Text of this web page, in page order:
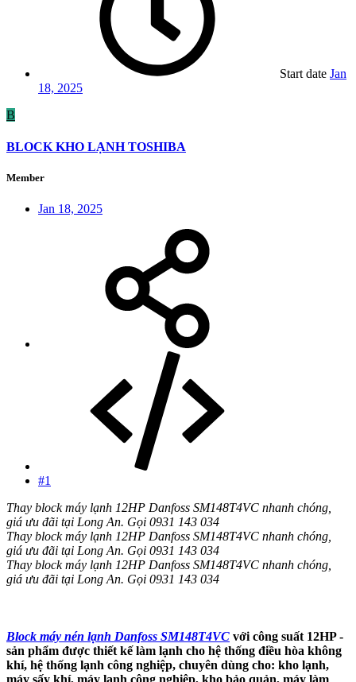
Start date Jan
18, 2025
B
BLOCK KHO LẠNH TOSHIBA
Member
Jan 18, 2025
#1
Thay block máy lạnh 12HP Danfoss SM148T4VC nhanh chóng,
giá ưu đãi tại Long An. Gọi 0931 143 034
Thay block máy lạnh 12HP Danfoss SM148T4VC nhanh chóng,
giá ưu đãi tại Long An. Gọi 0931 143 034
Thay block máy lạnh 12HP Danfoss SM148T4VC nhanh chóng,
giá ưu đãi tại Long An. Gọi 0931 143 034
Block máy nén lạnh Danfoss SM148T4VC với công suất 12HP -
sản phẩm được thiết kế làm lạnh cho hệ thống điều hòa không
khí, hệ thống lạnh công nghiệp, chuyên dùng cho: kho lạnh,
máy sấy khí, máy lạnh công nghiệp, kho bảo quản, máy làm